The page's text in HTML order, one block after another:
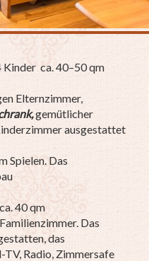
Kinder ca. 40–50 qm
Elternzimmer,
gemütlicher
ausgestattet
Spielen. Das
40 qm
Das
das
Radio, Zimmersafe